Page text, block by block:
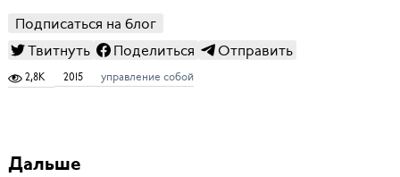
Подписаться на блог
Твитнуть
Поделиться Отправить
2,8K 2015 управление собой
Дальше